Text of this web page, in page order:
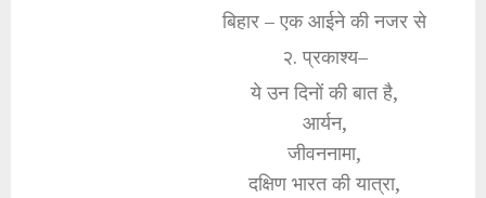
बिहार – एक आईने की नजर से
२. प्रकाश्य–
ये उन दिनों की बात है,
आर्यन,
जीवननामा,
दक्षिण भारत की यात्रा,